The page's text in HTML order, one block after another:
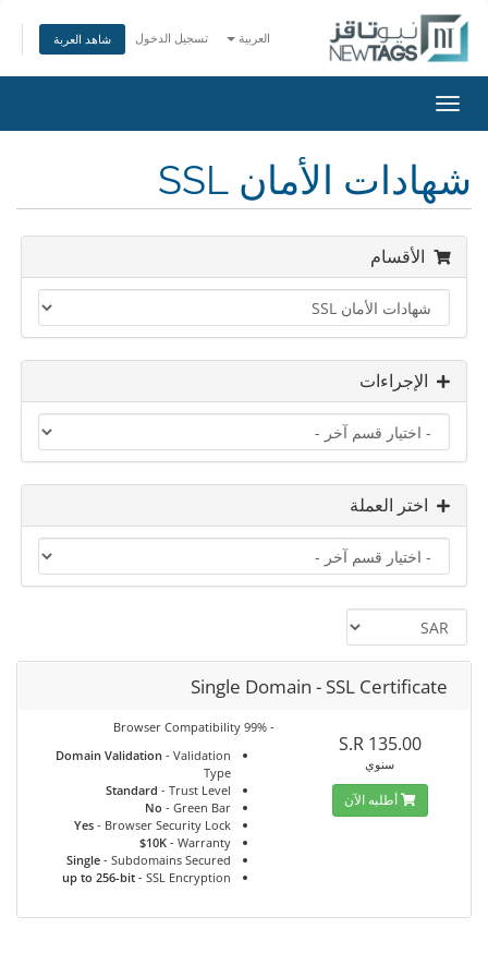
العربية تسجيل الدخول شاهد العربة
تبديل
التنقل
شهادات الأمان SSL
الأقسام
الإجراءات
اختر العملة
Single Domain - SSL Certificate
- 99% Browser Compatibility
Domain Validation- Validation
Type
Standard - Trust Level
No- Green Bar
Yes- Browser Security Lock
$10K- Warranty
Single- Subdomains Secured
up to 256-bit- SSL Encryption
135.00 S.R
سنوي
أطلبه الآن